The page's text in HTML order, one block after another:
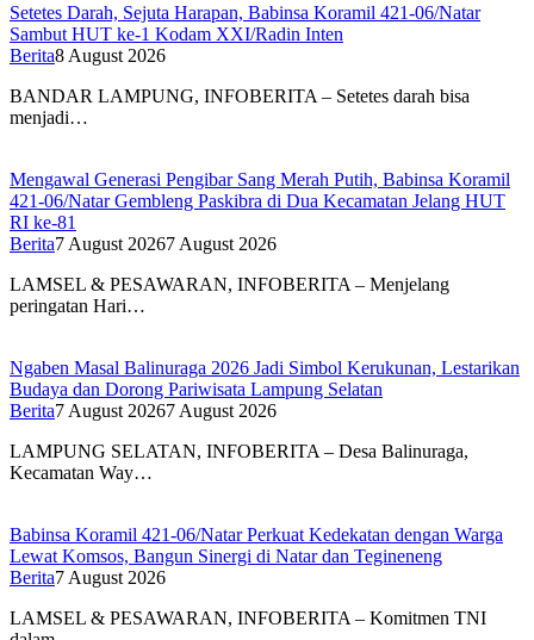
Setetes Darah, Sejuta Harapan, Babinsa Koramil 421-06/Natar
Sambut HUT ke-1 Kodam XXI/Radin Inten
Berita8 August 2026
BANDAR LAMPUNG, INFOBERITA – Setetes darah bisa
menjadi…
Mengawal Generasi Pengibar Sang Merah Putih, Babinsa Koramil
421-06/Natar Gembleng Paskibra di Dua Kecamatan Jelang HUT
RI ke-81
Berita7 August 20267 August 2026
LAMSEL & PESAWARAN, INFOBERITA – Menjelang
peringatan Hari…
Ngaben Masal Balinuraga 2026 Jadi Simbol Kerukunan, Lestarikan
Budaya dan Dorong Pariwisata Lampung Selatan
Berita7 August 20267 August 2026
LAMPUNG SELATAN, INFOBERITA – Desa Balinuraga,
Kecamatan Way…
Babinsa Koramil 421-06/Natar Perkuat Kedekatan dengan Warga
Lewat Komsos, Bangun Sinergi di Natar dan Tegineneng
Berita7 August 2026
LAMSEL & PESAWARAN, INFOBERITA – Komitmen TNI